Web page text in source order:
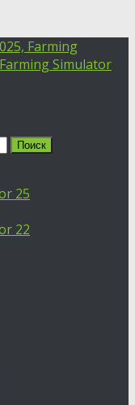
Farming
Simulator
25
22